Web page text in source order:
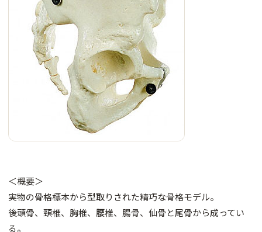
＜概要＞
実物の骨格標本から型取りされた精巧な骨格モデル。
後頭骨、頸椎、胸椎、腰椎、腸骨、仙骨と尾骨から成ってい
る。